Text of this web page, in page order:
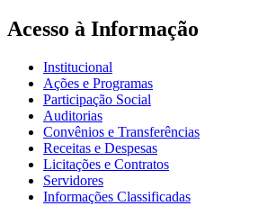
Acesso à Informação
Institucional
Ações e Programas
Participação Social
Auditorias
Convênios e Transferências
Receitas e Despesas
Licitações e Contratos
Servidores
Informações Classificadas